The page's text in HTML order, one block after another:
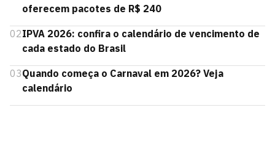
oferecem pacotes de R$ 240
02IPVA 2026: confira o calendário de vencimento de
cada estado do Brasil
03Quando começa o Carnaval em 2026? Veja
calendário